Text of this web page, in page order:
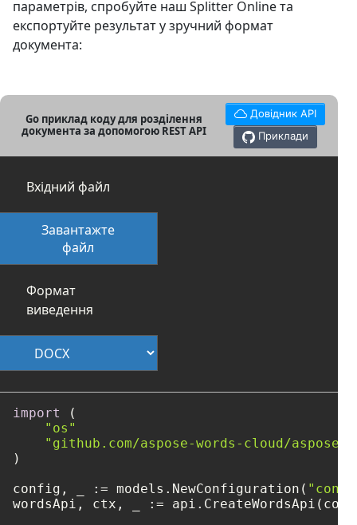
параметрів, спробуйте наш Splitter Online та
експортуйте результат у зручний формат
документа:
Go приклад коду для розділення
документа за допомогою REST API
Довідник API
Приклади
Вхідний файл
Завантажте
файл
Формат
виведення
import
(
"os"
"github.com/aspose-words-cloud/
)
config, _ := models.NewConfiguration(
wordsApi, ctx, _ :=